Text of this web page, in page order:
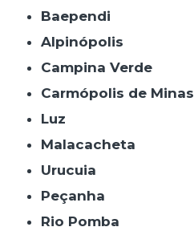
Baependi
Alpinópolis
Campina Verde
Carmópolis de Minas
Luz
Malacacheta
Urucuia
Peçanha
Rio Pomba